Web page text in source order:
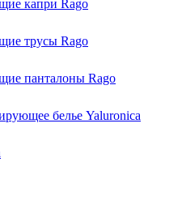
капри Rago
трусы Rago
панталоны Rago
белье Yaluroniсa